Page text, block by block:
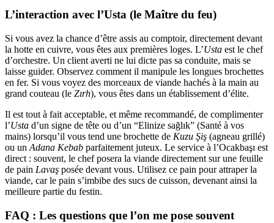
L’interaction avec l’Usta (le Maître du feu)
Si vous avez la chance d’être assis au comptoir, directement devant
la hotte en cuivre, vous êtes aux premières loges. L’Usta est le chef
d’orchestre. Un client averti ne lui dicte pas sa conduite, mais se
laisse guider. Observez comment il manipule les longues brochettes
en fer. Si vous voyez des morceaux de viande hachés à la main au
grand couteau (le Zırh), vous êtes dans un établissement d’élite.
Il est tout à fait acceptable, et même recommandé, de complimenter
l’Usta d’un signe de tête ou d’un “Elinize sağlık” (Santé à vos
mains) lorsqu’il vous tend une brochette de Kuzu Şiş (agneau grillé)
ou un Adana Kebab parfaitement juteux. Le service à l’Ocakbaşı est
direct : souvent, le chef posera la viande directement sur une feuille
de pain Lavaş posée devant vous. Utilisez ce pain pour attraper la
viande, car le pain s’imbibe des sucs de cuisson, devenant ainsi la
meilleure partie du festin.
FAQ : Les questions que l’on me pose souvent